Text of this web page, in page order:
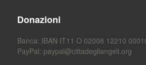
Donazioni
Banca: IBAN IT11 O 02008 12210
PayPal: paypal@cittadegliangeli.org